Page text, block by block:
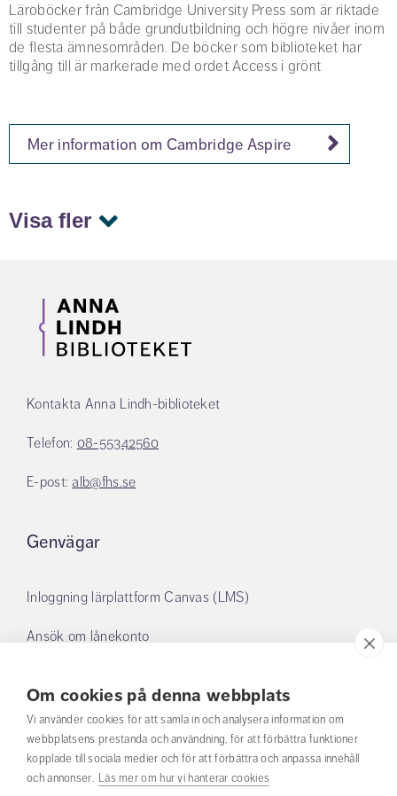
Om cookies på denna webbplats
Vi använder cookies för att samla in och analysera information om
webbplatsens prestanda och användning, för att förbättra funktioner
kopplade till sociala medier och för att förbättra och anpassa innehåll
och annonser. Läs mer om hur vi hanterar cookies
Läroböcker från Cambridge University Press som är riktade
till studenter på både grundutbildning och högre nivåer inom
de flesta ämnesområden. De böcker som biblioteket har
tillgång till är markerade med ordet Access i grönt
Mer information om Cambridge Aspire
Visa fler
Kontakta Anna Lindh-biblioteket
Telefon: 08-55342560
E-post: alb@fhs.se
Genvägar
Inloggning lärplattform Canvas (LMS)
Ansök om lånekonto
Mina lån
Om oss